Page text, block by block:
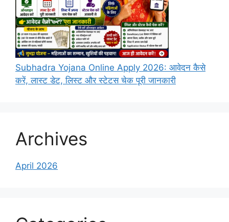
Subhadra Yojana Online Apply 2026: आवेदन कैसे
करें, लास्ट डेट, लिस्ट और स्टेटस चेक पूरी जानकारी
Archives
April 2026